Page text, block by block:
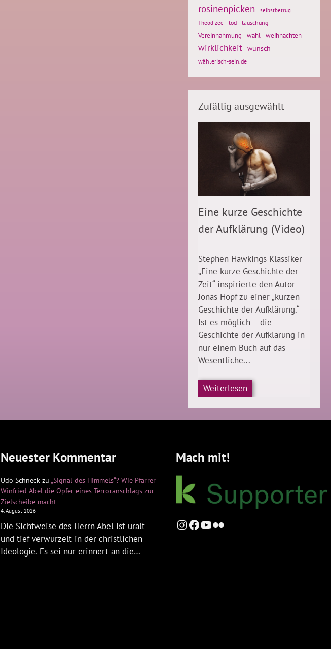
rosinenpicken
selbstbetrug
Theodizee
tod täuschung
Vereinnahmung wahl weihnachten
wirklichkeit wunsch
wählerisch-sein.de
Zufällig ausgewählt
Eine kurze Geschichte
der Aufklärung (Video)
Stephen Hawkings Klassiker
„Eine kurze Geschichte der
Zeit“ inspirierte den Autor
Jonas Hopf zu einer „kurzen
Geschichte der Aufklärung.“
Ist es möglich – die
Geschichte der Aufklärung in
nur einem Buch auf das
Wesentliche...
Weiterlesen
Neuester Kommentar
Udo Schneck zu „Signal des Himmels“? Wie Pfarrer
Winfried Abel die Opfer eines Terroranschlags zur
Zielscheibe macht
4. August 2026
Die Sichtweise des Herrn Abel ist uralt
und tief verwurzelt in der christlichen
Ideologie. Es sei nur erinnert an die…
Mach mit!
Instagram
Facebook
YouTube
Flickr